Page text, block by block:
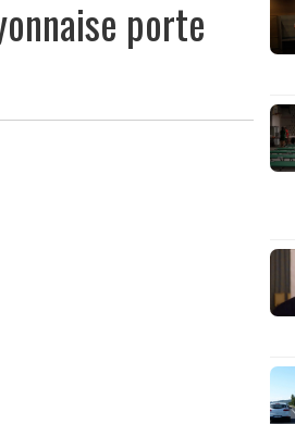
porte